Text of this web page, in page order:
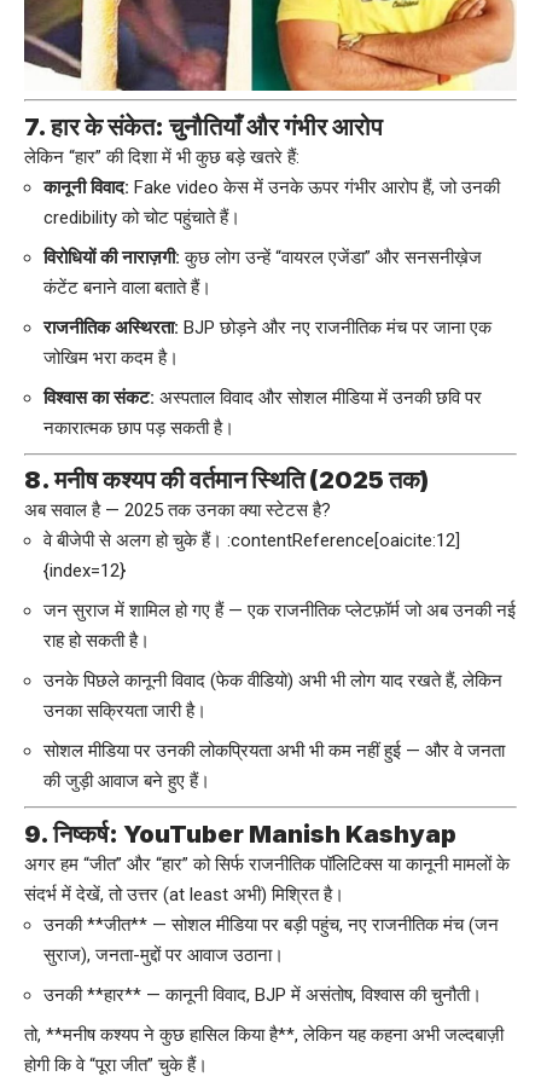
7. हार के संकेत: चुनौतियाँ और गंभीर आरोप
लेकिन “हार” की दिशा में भी कुछ बड़े खतरे हैं:
कानूनी विवाद: Fake video केस में उनके ऊपर गंभीर आरोप हैं, जो उनकी
credibility को चोट पहुंचाते हैं।
विरोधियों की नाराज़गी: कुछ लोग उन्हें “वायरल एजेंडा” और सनसनीख़ेज
कंटेंट बनाने वाला बताते हैं।
राजनीतिक अस्थिरता: BJP छोड़ने और नए राजनीतिक मंच पर जाना एक
जोखिम भरा कदम है।
विश्वास का संकट: अस्पताल विवाद और सोशल मीडिया में उनकी छवि पर
नकारात्मक छाप पड़ सकती है।
8. मनीष कश्यप की वर्तमान स्थिति (2025 तक)
अब सवाल है — 2025 तक उनका क्या स्टेटस है?
वे बीजेपी से अलग हो चुके हैं। :contentReference[oaicite:12]
{index=12}
जन सुराज में शामिल हो गए हैं — एक राजनीतिक प्लेटफ़ॉर्म जो अब उनकी नई
राह हो सकती है।
उनके पिछले कानूनी विवाद (फेक वीडियो) अभी भी लोग याद रखते हैं, लेकिन
उनका सक्रियता जारी है।
सोशल मीडिया पर उनकी लोकप्रियता अभी भी कम नहीं हुई — और वे जनता
की जुड़ी आवाज बने हुए हैं।
9. निष्कर्ष: YouTuber Manish Kashyap
अगर हम “जीत” और “हार” को सिर्फ राजनीतिक पॉलिटिक्स या कानूनी मामलों के
संदर्भ में देखें, तो उत्तर (at least अभी) मिश्रित है।
उनकी **जीत** — सोशल मीडिया पर बड़ी पहुंच, नए राजनीतिक मंच (जन
सुराज), जनता-मुद्दों पर आवाज उठाना।
उनकी **हार** — कानूनी विवाद, BJP में असंतोष, विश्वास की चुनौती।
तो, **मनीष कश्यप ने कुछ हासिल किया है**, लेकिन यह कहना अभी जल्दबाज़ी
होगी कि वे “पूरा जीत” चुके हैं।